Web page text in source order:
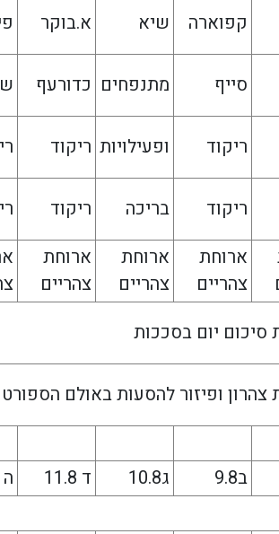
קפוארה שיא א.בוקר
סייף מתנפחים כדורעף
ריקוד ופעילויות ריקוד
ריקוד בריכה ריקוד
ארוחת
צהריים
ארוחת
צהריים
ארוחת
צהריים
סיכום יום בסככות
צהרון ופיזור להסעות באולם הספורט
ב9.8 ג10.8 ד 11.8
ה 12.8